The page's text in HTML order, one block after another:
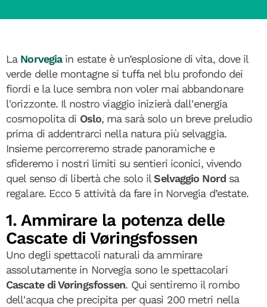
La Norvegiain estate è un’esplosione di vita, dove il
verde delle montagne si tuffa nel blu profondo dei
fiordi e la luce sembra non voler mai abbandonare
l'orizzonte. Il nostro viaggio inizierà dall'energia
cosmopolita di Oslo, ma sarà solo un breve preludio
prima di addentrarci nella natura più selvaggia.
Insieme percorreremo strade panoramiche e
sfideremo i nostri limiti su sentieri iconici, vivendo
quel senso di libertà che solo ilSelvaggio Nordsa
regalare. Ecco 5 attività da fare in Norvegia d’estate.
1. Ammirare la potenza delle
Cascate di Vøringsfossen
Uno degli spettacoli naturali da ammirare
assolutamente in Norvegia sono le spettacolari
Cascate di Vøringsfossen. Qui sentiremo il rombo
dell'acqua che precipita per quasi 200 metri nella